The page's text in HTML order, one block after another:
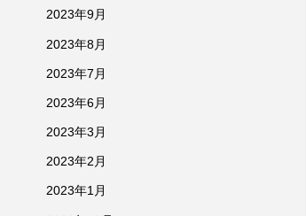
2023年9月
2023年8月
2023年7月
2023年6月
2023年3月
2023年2月
2023年1月